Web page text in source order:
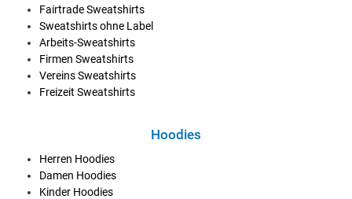
Fairtrade Sweatshirts
Sweatshirts ohne Label
Arbeits-Sweatshirts
Firmen Sweatshirts
Vereins Sweatshirts
Freizeit Sweatshirts
Hoodies
Herren Hoodies
Damen Hoodies
Kinder Hoodies